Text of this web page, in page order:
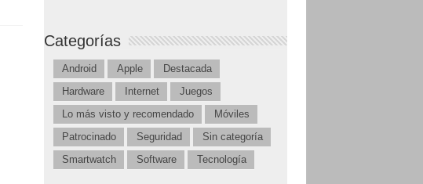
Categorías
Android Apple
Destacada
Hardware
Internet
Juegos
Lo más visto y recomendado
Móviles
Patrocinado
Seguridad
Sin categoría
Smartwatch
Software Tecnología